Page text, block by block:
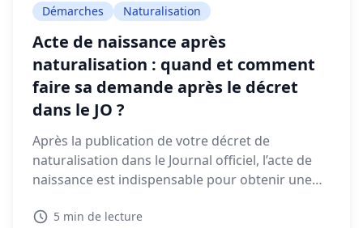
Démarches Naturalisation
Acte de naissance après
naturalisation : quand et comment
faire sa demande après le décret
dans le JO ?
Après la publication de votre décret de
naturalisation dans le Journal officiel, l’acte de
naissance est indispensable pour obtenir une
administratives. Voyons dans ce guide quand et
5 min de lecture